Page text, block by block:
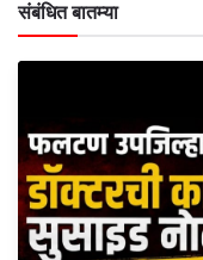
संबंधित बातम्या